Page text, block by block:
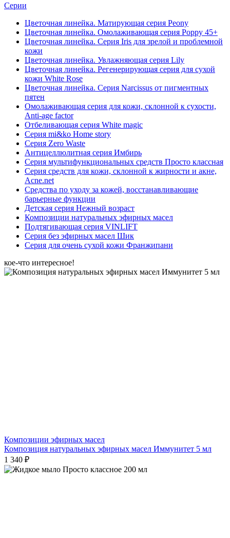
Серии
Цветочная линейка. Матирующая серия Peony
Цветочная линейка. Омолаживающая серия Poppy 45+
Цветочная линейка. Серия Iris для зрелой и проблемной
кожи
Цветочная линейка. Увлажняющая серия Lily
Цветочная линейка. Регенерирующая серия для сухой
кожи White Rose
Цветочная линейка. Серия Narcissus от пигментных
пятен
Омолаживающая серия для кожи, склонной к сухости,
Anti-age factor
Отбеливающая серия White magic
Серия mi&ko Home story
Серия Zero Waste
Антицеллюлитная серия Имбирь
Серия мультифункциональных средств Просто классная
Серия средств для кожи, склонной к жирности и акне,
Acne.net
Средства по уходу за кожей, восстанавливающие
барьерные функции
Детская серия Нежный возраст
Композиции натуральных эфирных масел
Подтягивающая серия VINLIFT
Серия без эфирных масел Шик
Серия для очень сухой кожи Франжипани
кое-что интересное!
Композиции эфирных масел
Композиция натуральных эфирных масел Иммунитет 5 мл
1 340 ₽